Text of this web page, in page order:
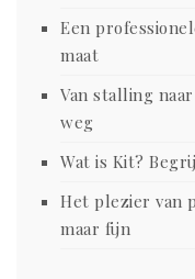
Een
maat
Van stalling
weg
Wat is Kit?
Het plezier van
maar fijn